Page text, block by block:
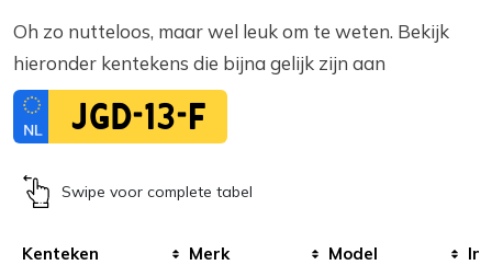
Oh zo nutteloos, maar wel leuk om te weten. Bekijk
hieronder kentekens die bijna gelijk zijn aan
JGD-13-F
Swipe voor complete tabel
Kenteken Merk Model